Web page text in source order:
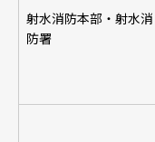
射水消防本部・射水消
防署